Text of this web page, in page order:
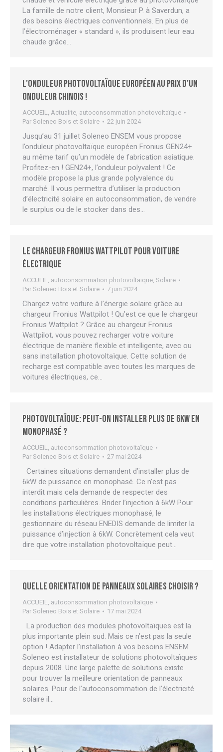
La famille de notre client, Monsieur P. à Saverdun, a
des besoins électriques conventionnels. En plus de
l’électroménager « standard », ils produisent leur eau
chaude grâce…
L’onduleur photovoltaïque européen au prix d’un
onduleur chinois !
ACCUEIL, Actualite, autoconsommation photovoltaïque
Par Soleneo Bois et Solaire 22 juin 2024
Jusqu’au 31 juillet Soleneo ENSEM vous propose
l’onduleur photovoltaïque européen Fronius GEN24+
au même tarif qu’un modèle de fabrication asiatique.
Profitez-en ! GEN24+, l’onduleur polyvalent ! Ce
modèle propose la plus grande polyvalence du
marché. Il vous permettra d’utiliser la production
d’électricité solaire en autoconsommation, de vendre
le surplus ou de le stocker dans des…
Le chargeur Fronius WATTPILOT pour voiture
électrique
ACCUEIL, autoconsommation photovoltaïque, Solaire
Par Soleneo Bois et Solaire 7 juin 2024
Chargez votre voiture à l’énergie solaire grâce au
chargeur Fronius Wattpilot ! Qu’est ce que le chargeur
Fronius Wattpilot ? Grâce au chargeur Fronius
Wattpilot, vous pouvez recharger votre voiture
électrique de manière flexible et intelligente, avec ou
sans installation photovoltaïque. Cette solution de
recharge est compatible avec toutes les marques de
voitures électriques, ce…
Photovoltaïque: peut-on installer plus de 6kW en
monophasé ?
ACCUEIL, autoconsommation photovoltaïque
Par Soleneo Bois et Solaire 27 mai 2024
Certaines situations demandent d’installer plus de
6kW de puissance en monophasé. Ce n’est pas
interdit mais cela demande de respecter des
conditions particulières. Brider l’injection à 6kW Pour
les installations électriques monophasé, le
gestionnaire du réseau ENEDIS demande de limiter la
puissance d’injection à 6kW. Concrètement cela veut
dire que votre installation photovoltaïque peut…
Quelle orientation de panneaux solaires choisir ?
ACCUEIL, autoconsommation photovoltaïque
Par Soleneo Bois et Solaire 17 mai 2024
La production des modules photovoltaïques est la
plus importante plein sud. Mais ce n’est pas la seule
option ! Adapter l’installation à vos besoins ENSEM
Soleneo est installateur de solutions photovoltaïques
depuis 2008. Une large palette de solutions existe
pour trouver la meilleure orientation de panneaux
solaires. Pour de l’autoconsommation de l’électricité
solaire il…